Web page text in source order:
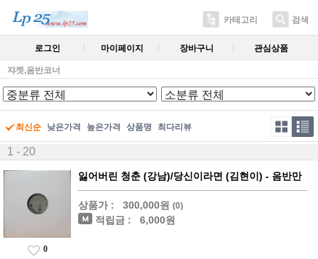
카테고리 검색
로그인 마이페이지 장바구니 관심상품
쟈켓,음반코너
최신순 낮은가격 높은가격 상품명 최다리뷰
1 - 20
잃어버린 청춘 (강남)/당신이라면 (김현이) - 음반만
상품가 : 300,000원 (0)
적립금 : 6,000원
0